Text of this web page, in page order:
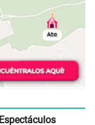
Espectáculos